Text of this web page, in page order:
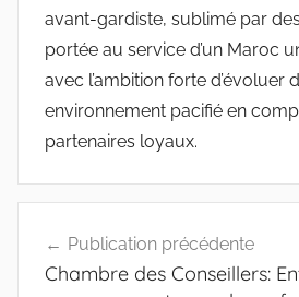
avant-gardiste, sublimé par
portée au service d’un Maroc
avec l’ambition forte d’évoluer
environnement pacifié en
partenaires loyaux.
de
Publication précédente
Chambre des Conseillers: